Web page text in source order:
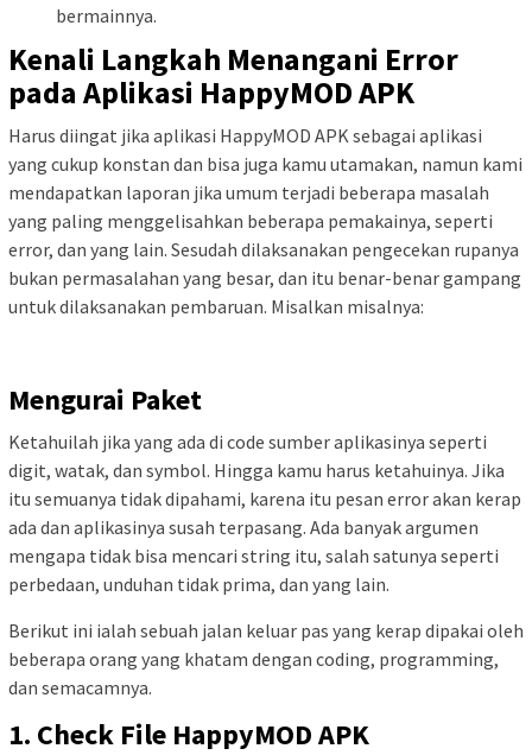
bermainnya.
Kenali Langkah Menangani Error
pada Aplikasi HappyMOD APK
Harus diingat jika aplikasi HappyMOD APK sebagai aplikasi
yang cukup konstan dan bisa juga kamu utamakan, namun kami
mendapatkan laporan jika umum terjadi beberapa masalah
yang paling menggelisahkan beberapa pemakainya, seperti
error, dan yang lain. Sesudah dilaksanakan pengecekan rupanya
bukan permasalahan yang besar, dan itu benar-benar gampang
untuk dilaksanakan pembaruan. Misalkan misalnya:
Mengurai Paket
Ketahuilah jika yang ada di code sumber aplikasinya seperti
digit, watak, dan symbol. Hingga kamu harus ketahuinya. Jika
itu semuanya tidak dipahami, karena itu pesan error akan kerap
ada dan aplikasinya susah terpasang. Ada banyak argumen
mengapa tidak bisa mencari string itu, salah satunya seperti
perbedaan, unduhan tidak prima, dan yang lain.
Berikut ini ialah sebuah jalan keluar pas yang kerap dipakai oleh
beberapa orang yang khatam dengan coding, programming,
dan semacamnya.
1. Check File HappyMOD APK